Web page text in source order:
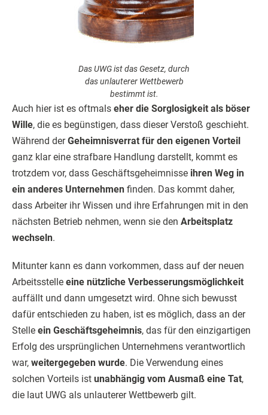
Das UWG ist das Gesetz, durch
das unlauterer Wettbewerb
bestimmt ist.
Auch hier ist es oftmals eher die Sorglosigkeit als böser
Wille, die es begünstigen, dass dieser Verstoß geschieht.
Während derGeheimnisverrat für den eigenen Vorteil
ganz klar eine strafbare Handlung darstellt, kommt es
trotzdem vor, dass Geschäftsgeheimnisse ihren Weg in
ein anderes Unternehmen finden. Das kommt daher,
dass Arbeiter ihr Wissen und ihre Erfahrungen mit in den
nächsten Betrieb nehmen, wenn sie den Arbeitsplatz
wechseln.
Mitunter kann es dann vorkommen, dass auf der neuen
Arbeitsstelle eine nützliche Verbesserungsmöglichkeit
auffällt und dann umgesetzt wird. Ohne sich bewusst
dafür entschieden zu haben, ist es möglich, dass an der
Stelle ein Geschäftsgeheimnis, das für den einzigartigen
Erfolg des ursprünglichen Unternehmens verantwortlich
war, weitergegeben wurde. Die Verwendung eines
solchen Vorteils ist unabhängig vom Ausmaß eine Tat,
die laut UWG als unlauterer Wettbewerb gilt.